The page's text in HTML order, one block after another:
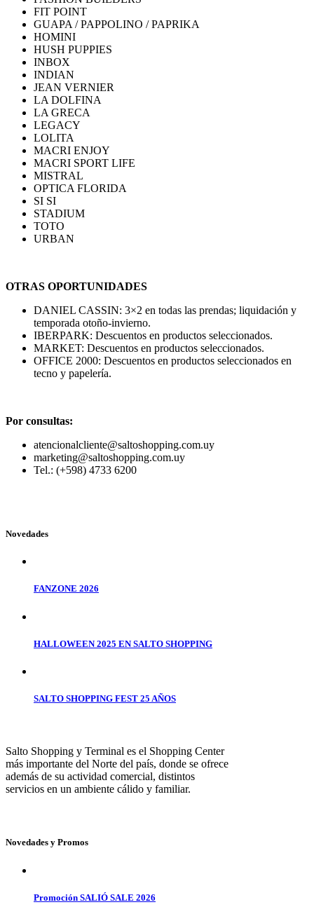
FIT POINT
GUAPA / PAPPOLINO / PAPRIKA
HOMINI
HUSH PUPPIES
INBOX
INDIAN
JEAN VERNIER
LA DOLFINA
LA GRECA
LEGACY
LOLITA
MACRI ENJOY
MACRI SPORT LIFE
MISTRAL
OPTICA FLORIDA
SI SI
STADIUM
TOTO
URBAN
OTRAS OPORTUNIDADES
DANIEL CASSIN: 3×2 en todas las prendas; liquidación y
temporada otoño-invierno.
IBERPARK: Descuentos en productos seleccionados.
MARKET: Descuentos en productos seleccionados.
OFFICE 2000: Descuentos en productos seleccionados en
tecno y papelería.
Por consultas:
atencionalcliente@saltoshopping.com.uy
marketing@saltoshopping.com.uy
Tel.: (+598) 4733 6200
Novedades
FANZONE 2026
HALLOWEEN 2025 EN SALTO SHOPPING
SALTO SHOPPING FEST 25 AÑOS
Salto Shopping y Terminal es el Shopping Center
más importante del Norte del país, donde se ofrece
además de su actividad comercial, distintos
servicios en un ambiente cálido y familiar.
Novedades y Promos
Promoción SALIÓ SALE 2026